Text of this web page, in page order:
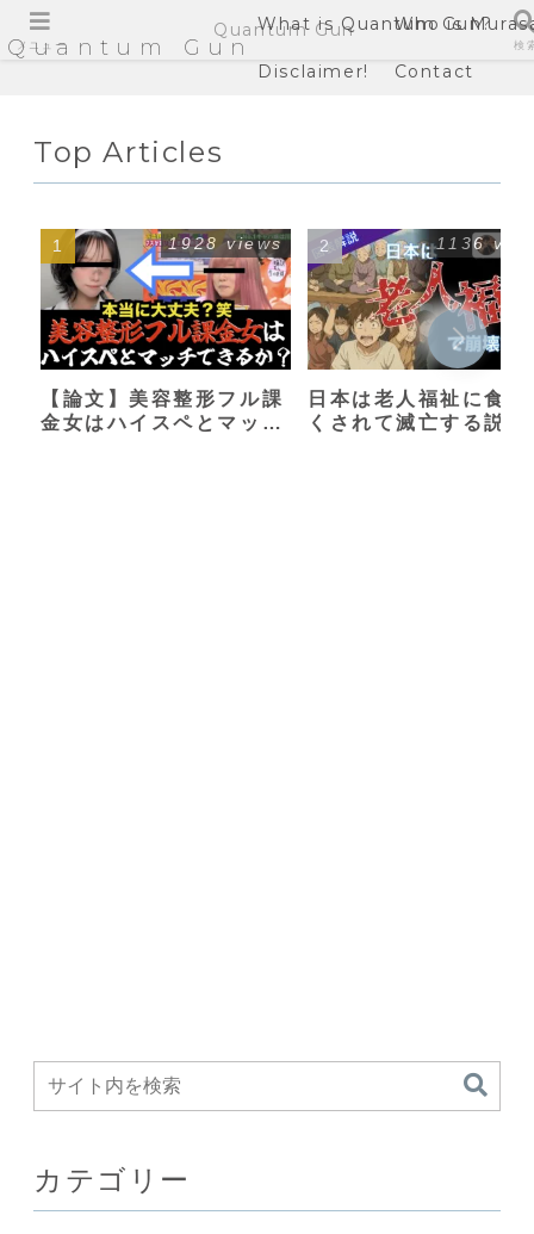
Quantum Gun
What is Quantum Gun?
Who is
Disclaimer! Contact
Top Articles
【論文】美容整形フル課
金女はハイスペとマッチ
1928 views
日本は老人福祉に食い
くされて滅亡する説
1136
カテゴリー
メニュー
Quantum Gun
検